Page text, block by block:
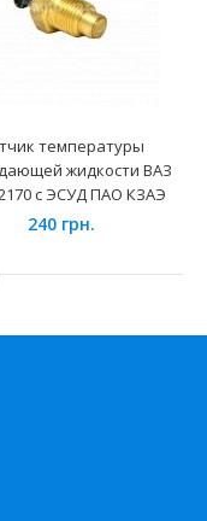
температуры
жидкости ВАЗ
с ЭСУД ПАО КЗАЭ
240 грн.